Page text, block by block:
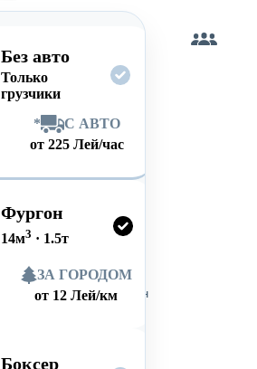
Без авто
Только
грузчики
*
С АВТО
от 225 Лей/час
Фургон
14м3 · 1.5т
ЗА ГОРОДОМ
от 12 Лей/км
Боксер